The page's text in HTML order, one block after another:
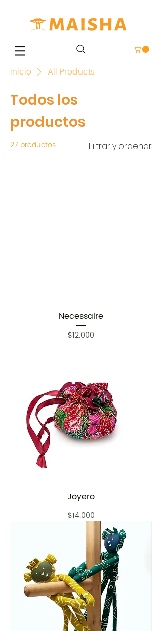
Inicio All Products
Todos los
productos
27 productos Filtrar y ordenar
Necessaire
Precio
$12.000
Joyero
Precio
$14.000